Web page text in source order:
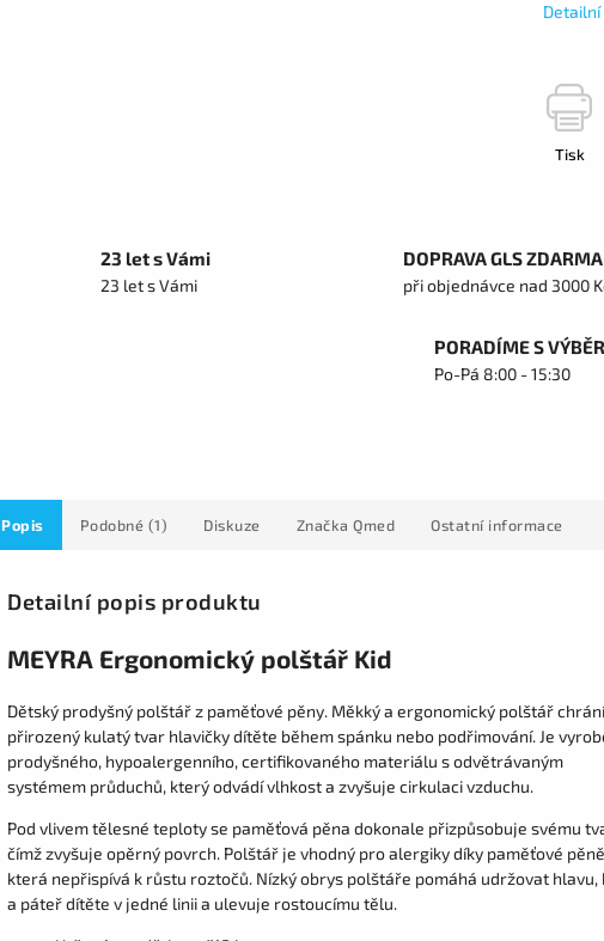
Tisk
23 let s Vámi
23 let s Vámi
DOPRAVA GLS ZDARMA
při objednávce nad 3000
PORADÍME S
Po-Pá 8:00 - 15:30
Popis Podobné (1) Diskuze Značka Qmed Ostatní informace
Detailní popis produktu
MEYRA Ergonomický polštář Kid
Dětský prodyšný polštář z paměťové pěny. Měkký a ergonomický polštář chrání
přirozený kulatý tvar hlavičky dítěte během spánku nebo podřimování. Je
prodyšného, hypoalergenního, certifikovaného materiálu s odvětrávaným
systémem průduchů, který odvádí vlhkost a zvyšuje cirkulaci vzduchu.
Pod vlivem tělesné teploty se paměťová pěna dokonale přizpůsobuje svému
čímž zvyšuje opěrný povrch. Polštář je vhodný pro alergiky díky paměťové
která nepřispívá k růstu roztočů. Nízký obrys polštáře pomáhá udržovat hlavu,
a páteř dítěte v jedné linii a ulevuje rostoucímu tělu.